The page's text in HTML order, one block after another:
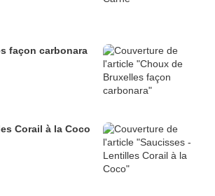
façon carbonara
Corail à la Coco